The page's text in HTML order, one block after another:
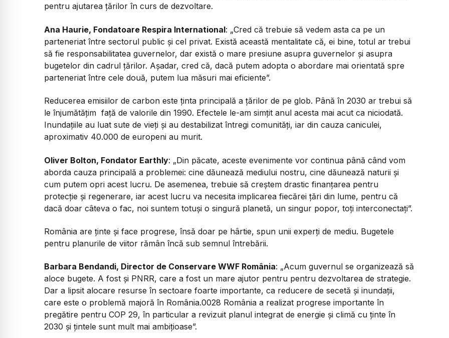
pentru ajutarea țărilor în curs de dezvoltare.
Ana Haurie, Fondatoare Respira International: „Cred că trebuie să vedem asta ca pe un
parteneriat între sectorul public și cel privat. Există această mentalitate că, ei bine, totul ar trebui
să fie responsabilitatea guvernelor, dar există o mare presiune asupra guvernelor și asupra
bugetelor din cadrul țărilor. Așadar, cred că, dacă putem adopta o abordare mai orientată spre
parteneriat între cele două, putem lua măsuri mai eficiente”.
Reducerea emisiilor de carbon este ținta principală a țărilor de pe glob. Până în 2030 ar trebui să
le înjumătățim față de valorile din 1990. Efectele le-am simțit anul acesta mai acut ca niciodată.
Inundațiile au luat sute de vieți și au destabilizat întregi comunități, iar din cauza caniculei,
aproximativ 40.000 de europeni au murit.
Oliver Bolton, Fondator Earthly: „Din păcate, aceste evenimente vor continua până când vom
aborda cauza principală a problemei: cine dăunează mediului nostru, cine dăunează naturii și
cum putem opri acest lucru. De asemenea, trebuie să creștem drastic finanțarea pentru
protecție și regenerare, iar acest lucru va necesita implicarea fiecărei țări din lume, pentru că
dacă doar câteva o fac, noi suntem totuși o singură planetă, un singur popor, toți interconectați”.
România are ținte și face progrese, însă doar pe hârtie, spun unii experți de mediu. Bugetele
pentru planurile de viitor rămân încă sub semnul întrebării.
Barbara Bendandi, Director de Conservare WWF România: „Acum guvernul se organizează să
aloce bugete. A fost și PNRR, care a fost un mare ajutor pentru pentru dezvoltarea de strategie.
Dar a lipsit alocare resurse în sectoare foarte importante, ca reducere de secetă și inundații,
care este o problemă majoră în România.0028 România a realizat progrese importante în
pregătire pentru COP 29, în particular a revizuit planul integrat de energie și climă cu ținte în
2030 și țintele sunt mult mai ambițioase”.